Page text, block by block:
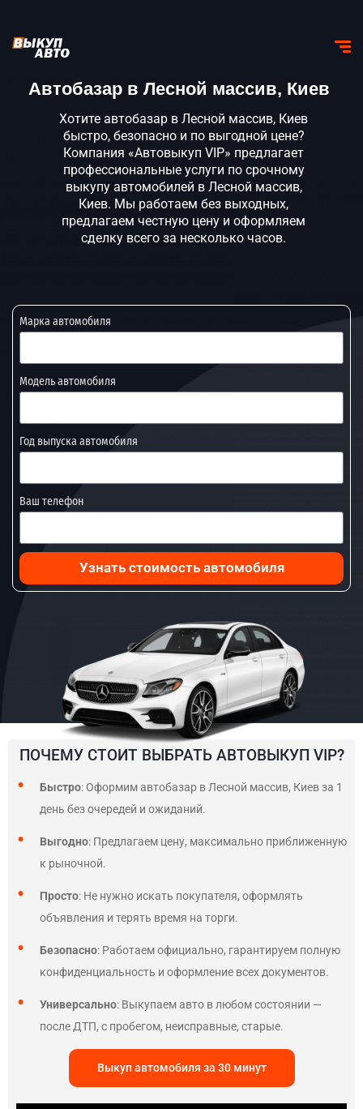
Автобазар в Лесной массив, Киев
Хотите автобазар в Лесной массив, Киев
быстро, безопасно и по выгодной цене?
Компания «Автовыкуп VIP» предлагает
профессиональные услуги по срочному
выкупу автомобилей в Лесной массив,
Киев. Мы работаем без выходных,
предлагаем честную цену и оформляем
сделку всего за несколько часов.
Марка автомобиля
Модель автомобиля
Год выпуска автомобиля
Ваш телефон
Узнать стоимость автомобиля
ПОЧЕМУ СТОИТ ВЫБРАТЬ АВТОВЫКУП VIP?
Быстро: Оформим автобазар в Лесной массив, Киев за 1
день без очередей и ожиданий.
Выгодно: Предлагаем цену, максимально приближенную
к рыночной.
Просто: Не нужно искать покупателя, оформлять
объявления и терять время на торги.
Безопасно: Работаем официально, гарантируем полную
конфиденциальность и оформление всех документов.
Универсально: Выкупаем авто в любом состоянии —
после ДТП, с пробегом, неисправные, старые.
Выкуп автомобиля за 30 минут